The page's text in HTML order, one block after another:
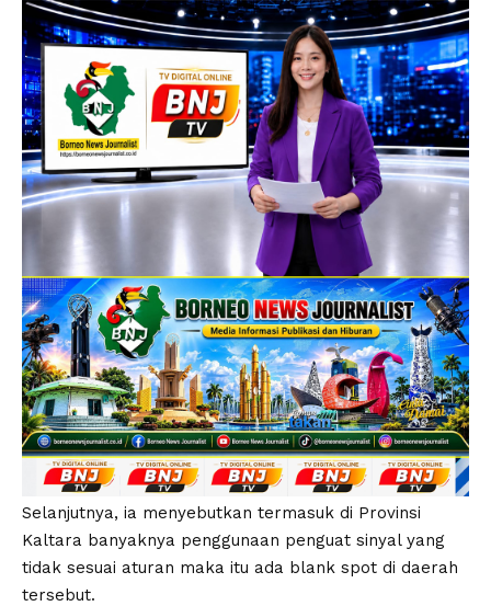
Selanjutnya, ia menyebutkan termasuk di Provinsi
Kaltara banyaknya penggunaan penguat sinyal yang
tidak sesuai aturan maka itu ada blank spot di daerah
tersebut.